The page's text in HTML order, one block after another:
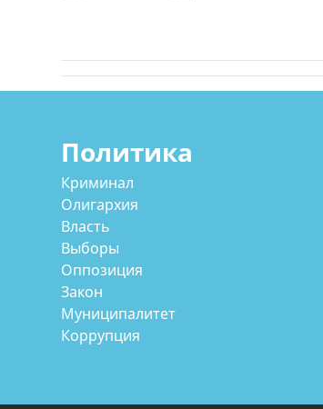
Политика
Криминал
Олигархия
Власть
Выборы
Оппозиция
Закон
Муниципалитет
Коррупция